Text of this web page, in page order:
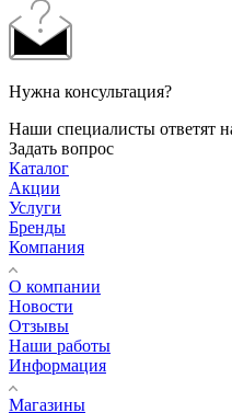
Нужна консультация?
Наши специалисты ответят
Задать вопрос
Каталог
Акции
Услуги
Бренды
Компания
О компании
Новости
Отзывы
Наши работы
Информация
Магазины